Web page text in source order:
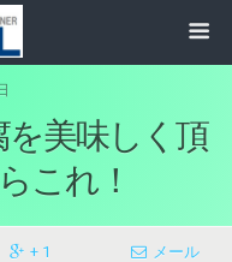
を美味しく頂
これ！
+ 1 メール